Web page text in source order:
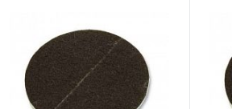
В корзину
К сравнению
В избранное
В наличии
К